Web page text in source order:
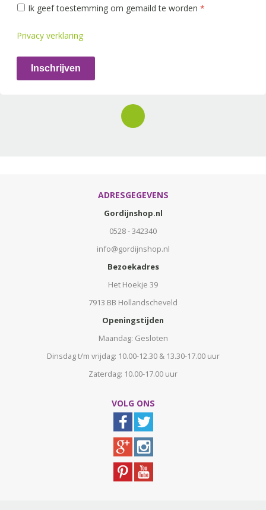
Ik geef toestemming om gemaild te worden *
Privacy verklaring
Inschrijven
ADRESGEGEVENS
Gordijnshop.nl
0528 - 342340
info@gordijnshop.nl
Bezoekadres
Het Hoekje 39
7913 BB Hollandscheveld
Openingstijden
Maandag: Gesloten
Dinsdag t/m vrijdag: 10.00-12.30 & 13.30-17.00 uur
Zaterdag: 10.00-17.00 uur
VOLG ONS